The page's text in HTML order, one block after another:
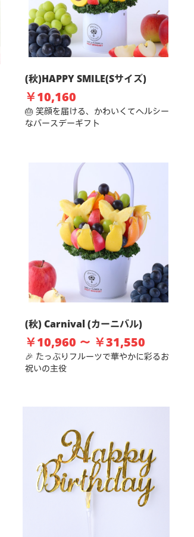
(秋)HAPPY SMILE(Sサイズ)
￥10,160
🎂 笑顔を届ける、かわいくてヘルシー
なバースデーギフト
(秋) Carnival (カーニバル)
￥10,960 ～ ￥31,550
🎉 たっぷりフルーツで華やかに彩るお
祝いの主役